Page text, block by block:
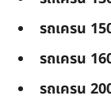
รถเครน
รถเครน
รถเครน